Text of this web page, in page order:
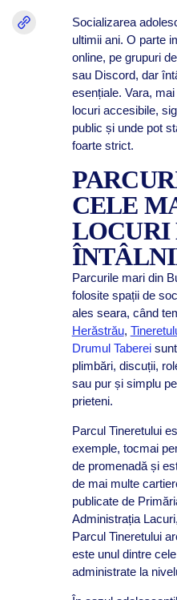
Socializarea
ultimii ani. O parte
online, pe grupuri
sau Discord, dar
esențiale. Vara,
locuri accesibile,
public și unde pot
foarte strict.
CELE
LOCURI
Parcurile mari din
folosite spații de
ales seara, când
Herăstrău,
Drumul Taberei
plimbări, discuții,
sau pur și simplu
prieteni.
Parcul Tineretului
exemple, tocmai
de promenadă și
de mai multe
publicate de
Administrația
Parcul Tineretului
este unul dintre
administrate la